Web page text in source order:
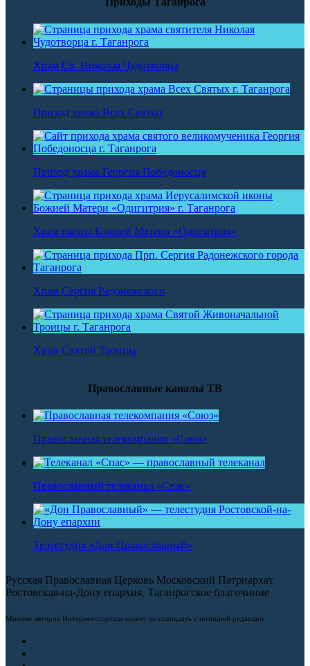
Храм Св. Николая Чудотворца
Приход храма Всех Святых
Приход храма Георгия Победоносца
Храм иконы Божией Матери «Одигитрия»
Храм Сергия Радонежского
Храм Святой Троицы
Православные каналы ТВ
Православная телекомпания «Союз»
Православный телеканал «Спас»
Телестудия «Дон Православный»
Русская Православная Церковь Московский Патриархат
Ростовская-на-Дону епархия, Таганрогское благочиние
Мнение авторов Интернет-портала может не совпадать с позицией редакции